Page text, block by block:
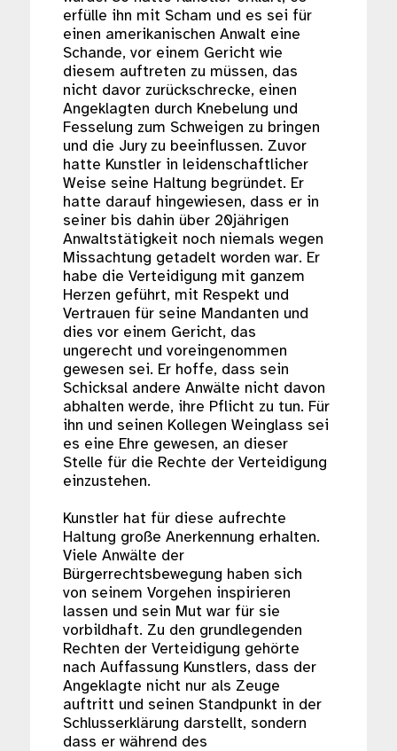
erfülle ihn mit Scham und es sei für
einen amerikanischen Anwalt eine
Schande, vor einem Gericht wie
diesem auftreten zu müssen, das
nicht davor zurückschrecke, einen
Angeklagten durch Knebelung und
Fesselung zum Schweigen zu bringen
und die Jury zu beeinflussen. Zuvor
hatte Kunstler in leidenschaftlicher
Weise seine Haltung begründet. Er
hatte darauf hingewiesen, dass er in
seiner bis dahin über 20jährigen
Anwaltstätigkeit noch niemals wegen
Missachtung getadelt worden war. Er
habe die Verteidigung mit ganzem
Herzen geführt, mit Respekt und
Vertrauen für seine Mandanten und
dies vor einem Gericht, das
ungerecht und voreingenommen
gewesen sei. Er hoffe, dass sein
Schicksal andere Anwälte nicht davon
abhalten werde, ihre Pflicht zu tun. Für
ihn und seinen Kollegen Weinglass sei
es eine Ehre gewesen, an dieser
Stelle für die Rechte der Verteidigung
einzustehen.
Kunstler hat für diese aufrechte
Haltung große Anerkennung erhalten.
Viele Anwälte der
Bürgerrechtsbewegung haben sich
von seinem Vorgehen inspirieren
lassen und sein Mut war für sie
vorbildhaft. Zu den grundlegenden
Rechten der Verteidigung gehörte
nach Auffassung Kunstlers, dass der
Angeklagte nicht nur als Zeuge
auftritt und seinen Standpunkt in der
Schlusserklärung darstellt, sondern
dass er während des